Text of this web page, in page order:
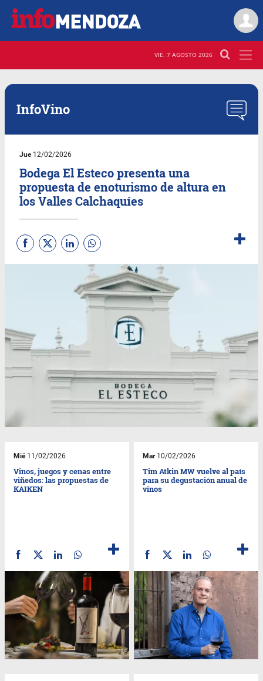
VIE. 7 AGOSTO 2026
InfoVino
Jue12/02/2026
Bodega El Esteco presenta una
propuesta de enoturismo de altura en
los Valles Calchaquíes
Mié11/02/2026
Vinos, juegos y cenas entre
viñedos: las propuestas de
KAIKEN
Mar10/02/2026
Tim Atkin MW vuelve al país
para su degustación anual de
vinos